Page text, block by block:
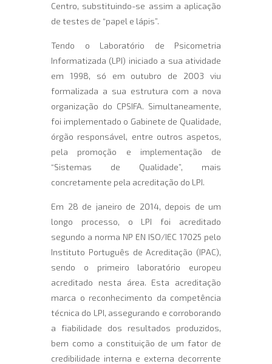
Centro, substituindo-se assim a aplicação
de testes de “papel e lápis”.
Tendo o Laboratório de Psicometria
Informatizada (LPI) iniciado a sua atividade
em 1998, só em outubro de 2003 viu
formalizada a sua estrutura com a nova
organização do CPSIFA. Simultaneamente,
foi implementado o Gabinete de Qualidade,
órgão responsável, entre outros aspetos,
pela promoção e implementação de
“Sistemas de Qualidade”, mais
concretamente pela acreditação do LPI.
Em 28 de janeiro de 2014, depois de um
longo processo, o LPI foi acreditado
segundo a norma NP EN ISO/IEC 17025 pelo
Instituto Português de Acreditação (IPAC),
sendo o primeiro laboratório europeu
acreditado nesta área. Esta acreditação
marca o reconhecimento da competência
técnica do LPI, assegurando e corroborando
a fiabilidade dos resultados produzidos,
bem como a constituição de um fator de
credibilidade interna e externa decorrente